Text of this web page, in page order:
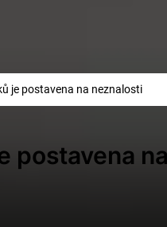
je postavena na neznalosti
postavena